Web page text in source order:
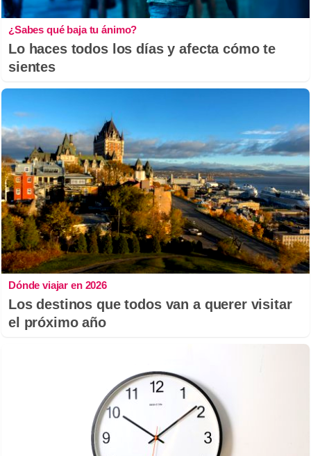
¿Sabes qué baja tu ánimo?
Lo haces todos los días y afecta cómo te
sientes
Dónde viajar en 2026
Los destinos que todos van a querer visitar
el próximo año